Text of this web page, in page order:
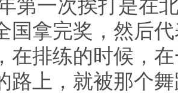
一次挨打是在北
国拿完奖，然后
在排练的时候，
路上，就被那个